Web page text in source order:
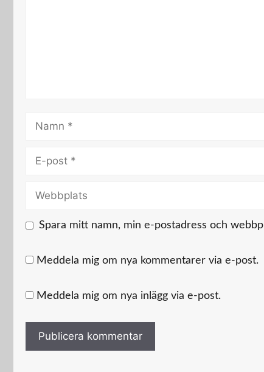
Namn
Webbplats
Spara mitt namn, min e-postadress och
Meddela mig om nya kommentarer via e-post.
Meddela mig om nya inlägg via e-post.